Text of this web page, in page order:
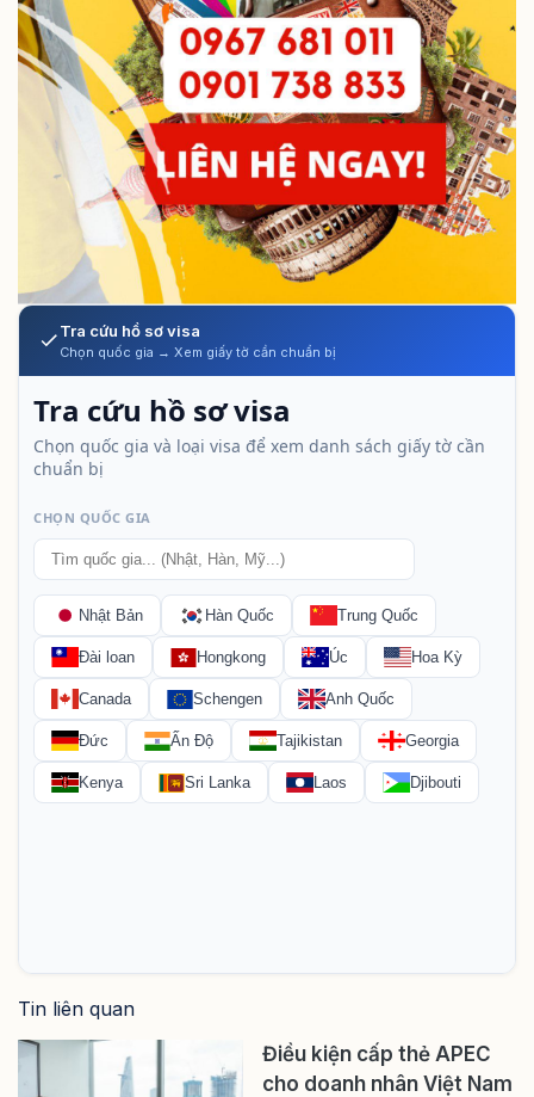
Tra cứu hồ sơ visa
Chọn quốc gia → Xem giấy tờ cần chuẩn bị
Tin liên quan
Điều kiện cấp thẻ APEC
cho doanh nhân Việt Nam